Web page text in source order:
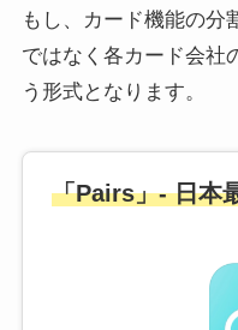
もし、カード機能の分
ではなく各カード会社
う形式となります。
「Pairs」- 日本